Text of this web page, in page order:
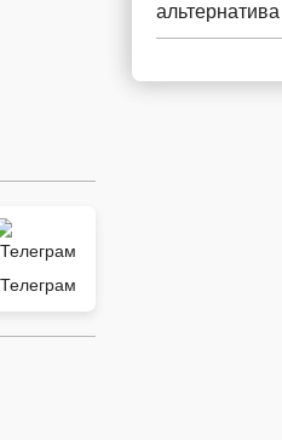
Телеграм